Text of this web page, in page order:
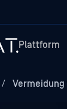
Plattform
/